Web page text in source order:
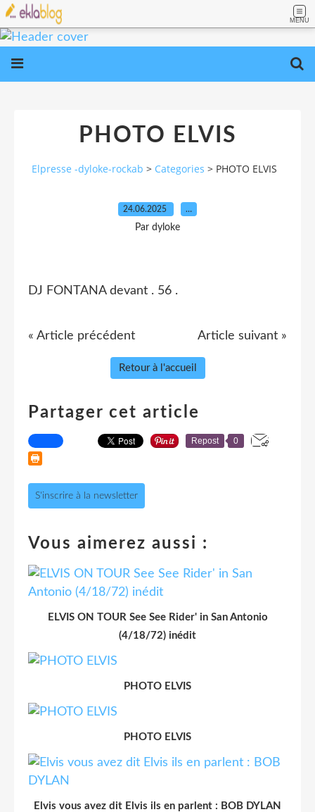
MENU
PHOTO ELVIS
Elpresse -dyloke-rockab > Categories > PHOTO ELVIS
24.06.2025 …
Par dyloke
DJ FONTANA devant . 56 .
« Article précédent Article suivant »
Retour à l'accueil
Partager cet article
Repost 0
S'inscrire à la newsletter
Vous aimerez aussi :
ELVIS ON TOUR See See Rider' in San Antonio
(4/18/72) inédit
PHOTO ELVIS
PHOTO ELVIS
Elvis vous avez dit Elvis ils en parlent : BOB DYLAN